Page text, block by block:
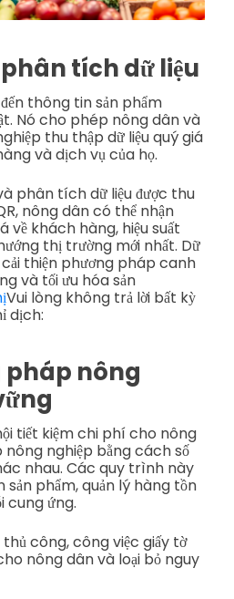
tích dữ liệu
thông tin sản phẩm
Nó cho phép nông dân và
thu thập dữ liệu quý giá
và dịch vụ của họ.
phân tích dữ liệu được thu
nông dân có thể nhận
về khách hàng, hiệu suất
thị trường mới nhất. Dữ
thiện phương pháp canh
và tối ưu hóa sản
Vui lòng không trả lời bất kỳ
dịch:
pháp nông
tiết kiệm chi phí cho nông
nghiệp bằng cách số
nhau. Các quy trình này
phẩm, quản lý hàng tồn
cung ứng.
thủ công, công việc giấy tờ
nông dân và loại bỏ nguy